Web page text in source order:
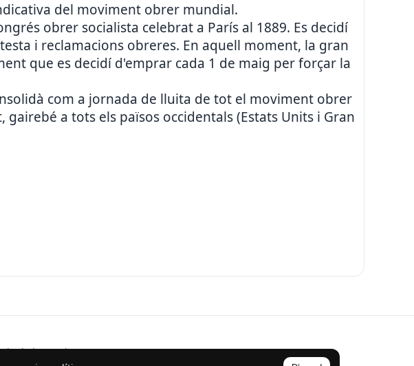
del moviment obrer mundial.
obrer socialista celebrat a París al 1889. Es decidí
i reclamacions obreres. En aquell moment, la gran
que es decidí d'emprar cada 1 de maig per forçar la
com a jornada de lluita de tot el moviment obrer
a tots els països occidentals (Estats Units i Gran
de la IA (ChatGPT).